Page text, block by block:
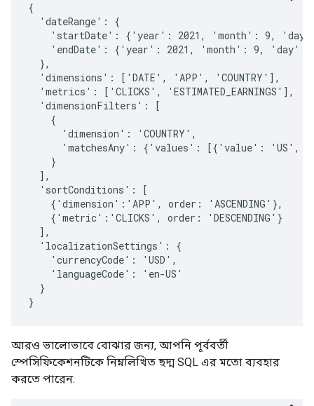
{
  'dateRange': {
'startDate': {'year': 2021, 'month': 9,
'endDate': {'year': 2021, 'month': 9, 'day':
  },
  'dimensions': ['DATE', 'APP', 'COUNTRY'],
  'metrics': ['CLICKS', 'ESTIMATED_EARNINGS'],
  'dimensionFilters': [
    {
      'dimension': 'COUNTRY',
'matchesAny': {'values': [{'value': 'US',
    }
  ],
  'sortConditions': [
    {'dimension':'APP', order: 'ASCENDING'},
    {'metric':'CLICKS', order: 'DESCENDING'}
  ],
  'localizationSettings': {
    'currencyCode': 'USD',
    'languageCode': 'en-US'
  }
আরও ভালোভাবে বোঝার জন্য, আপনি পূর্ববর্তী
স্পেসিফিকেশনটিকে নিম্নলিখিত ছদ্ম SQL এর মতো ব্যবহার
করতে পারেন: